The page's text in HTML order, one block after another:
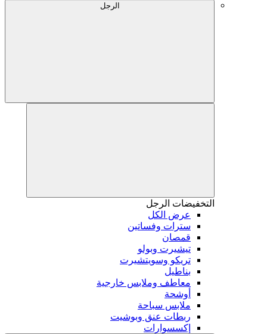
الرجل
التخفيضات الرجل
عرض الكل
سترات وفساتين
قمصان
تيشيرت وبولو
تريكو وسويتشيرت
بناطيل
معاطف وملابس خارجية
أوشحة
ملابس سباحة
ربطات عنق وبوشيت
إكسسوارات